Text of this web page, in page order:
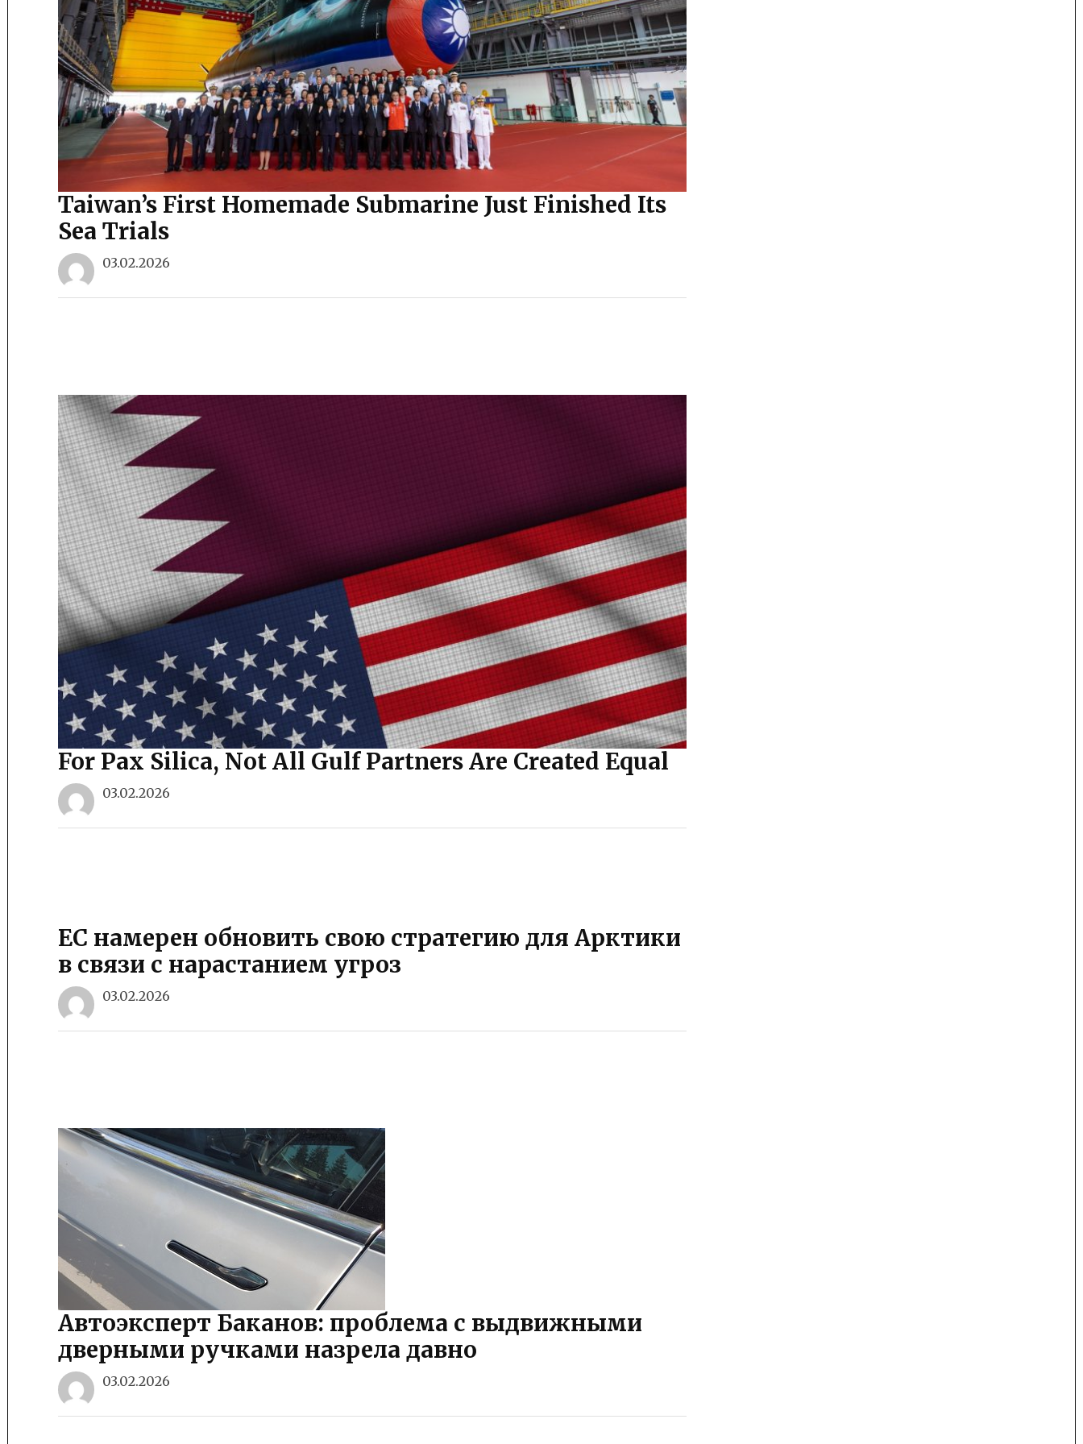
Taiwan’s First Homemade Submarine Just Finished Its
Sea Trials
03.02.2026
For Pax Silica, Not All Gulf Partners Are Created Equal
03.02.2026
ЕС намерен обновить свою стратегию для Арктики
в связи с нарастанием угроз
03.02.2026
Автоэксперт Баканов: проблема с выдвижными
дверными ручками назрела давно
03.02.2026